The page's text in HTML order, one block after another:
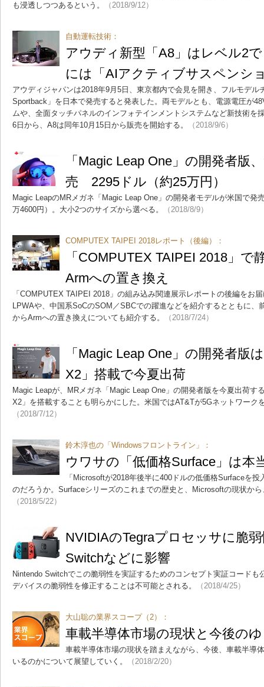
も浸透しつつあるという。
（2018/9/12）
自動運転技術：
アウディ新型「A8」はレベル2
には「AIアクティブサスペンシ
アウディジャパンは2018年9月5日、東京都内で会見を開き、フルモデル
Sportback」を日本で発売すると発表した。両モデルとも、電源電圧が
ムや、全面タッチパネルのインフォテインメントシステムなど新技術を
6日から、A8は同年10月15日から販売を開始する。
（2018/9/6）
「Magic Leap One」の開発者版
売 2295ドル（約25万円）
Magic LeapのMRメガネ「Magic Leap One」の開発者モデルが米国で発
万4600円）。大小2つのサイズから選べる。
（2018/8/9）
COMPUTEX TAIPEI 2018レポート（後編）：
「COMPUTEX TAIPEI 2018」
Armへの置き換え
「COMPUTEX TAIPEI 2018」の組み込み関連展示レポートの後編をお
LPWAや、中国系SoCのSOM／SBCでの躍進などを紹介するとともに
からArmへの置き換えについても紹介する。
（2018/7/24）
「Magic Leap One」の開発者版
X2」搭載で今夏出荷
Magic Leapが、MRメガネ「Magic Leap One」の開発者版を今夏出荷す
X2」を搭載することも明らかにした。米国ではAT&Tが5Gネットワーク
（2018/7/12）
鈴木淳也の「Windowsフロントライン」：
ウワサの「低価格Surface」は本
「Microsoftが2018年後半に400ドルの低価格Surfaceを
のだろうか。Surfaceシリーズのこれまでの歴史と、Microsoftの現状か
（2018/5/22）
NVIDIAのTegraプロセッサに脆
Switchなどに影響
Nintendo Switchでこの脆弱性を実証するためのコンセプト実証コードも
デバイスの脆弱性を修正することは不可能とされる。
（2018/4/25）
大山聡の業界スコープ（2）：
車載半導体市場の現状と今後の
車載半導体市場の現状を踏まえながら、今後、車載半導
いるのかについて展望していく。
（2018/2/20）